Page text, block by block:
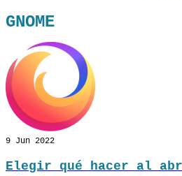
GNOME
9 Jun 2022
Elegir qué hacer al